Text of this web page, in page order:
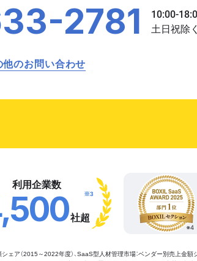
2781
他のお問い合わせ
利用企業数
社超
※3
ア（2015～2022年度）、SaaS型人材管理市場：ベンダー別売上金額